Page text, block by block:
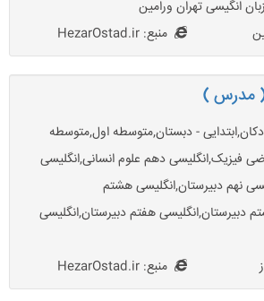
انگیسی تهران ورامین
منبع: HezarOstad.ir
( مدرس )
- کودکان,ابتدایی - دبستان,متوسطه اول,متوسطه
فیزیک,انگلیسی دهم علوم انسانی,انگلیسی
نهم دبیرستان,انگلیسی هشتم
دبیرستان,انگلیسی هفتم دبیرستان,انگلیسی
منبع: HezarOstad.ir